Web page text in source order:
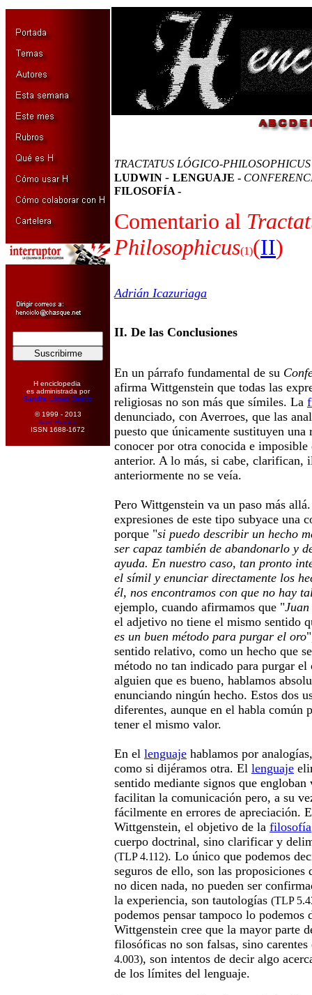
H enciclopedia
es administrada por
Sandra López Desivo
© 1999 - 2013
Amir Hamed
ISSN 1688-1672
TRACTATUS LÓGICO-
LUDWIN - LENGUAJE -
FILOSOFÍA -
Comentario al
Philosophicus(1)(II)
Adrián Icazuriaga
II. De las Conclusiones
En un párrafo fundamental de su
afirma Wittgenstein que todas las
religiosas no son más que símiles. La
denunciado, con Averroes, que las
puesto que únicamente sustituyen una
conocer por otra conocida e
anterior. A lo más, si cabe, clarifican,
anteriormente no se veía.
Pero Wittgenstein va un paso más
expresiones de este tipo subyace una
porque "si puedo describir un hecho
ser capaz también de abandonarlo y
ayuda. En nuestro caso, tan pronto
el símil y enunciar directamente los
él, nos encontramos con que no hay
ejemplo, cuando afirmamos que "Juan
el adjetivo no tiene el mismo sentido
es un buen método para purgar el oro
sentido relativo, como un hecho que
método no tan indicado para purgar el
alguien que es bueno, hablamos
enunciando ningún hecho. Estos dos
diferentes, aunque en el habla común
tener el mismo valor.
En el lenguaje hablamos por
como si dijéramos otra. El lenguaje
sentido mediante signos que
facilitan la comunicación pero, a su
fácilmente en errores de apreciación.
Wittgenstein, el objetivo de la filosofía
cuerpo doctrinal, sino clarificar y
(TLP 4.112). Lo único que podemos
seguros de ello, son las proposiciones
no dicen nada, no pueden ser
la experiencia, son tautologías (TLP
podemos pensar tampoco lo podemos
Wittgenstein cree que la mayor parte
filosóficas no son falsas, sino
4.003), son intentos de decir algo
de los límites del lenguaje.